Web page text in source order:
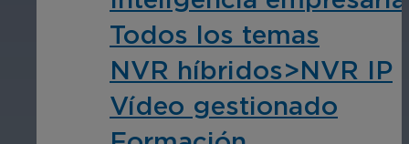
Educación
Garantice la seguridad en
Todos los temas
NVR híbridos>NVR IP
Vídeo gestionado